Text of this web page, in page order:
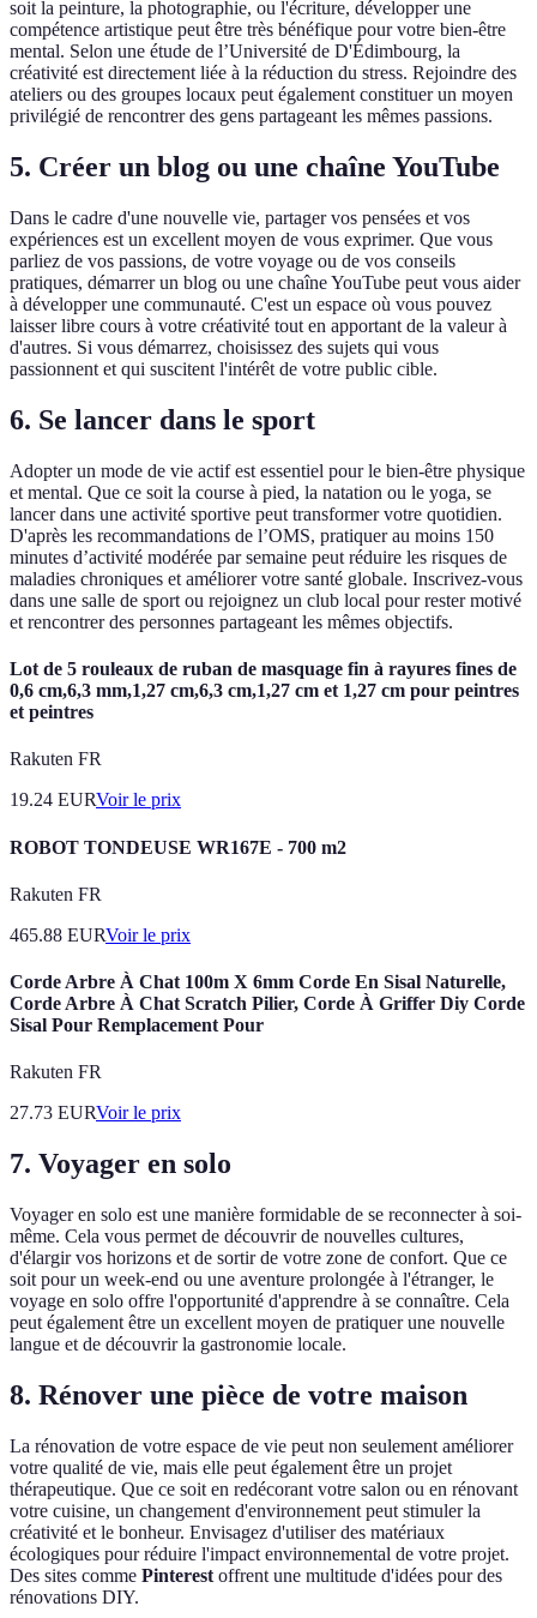
soit la peinture, la photographie, ou l'écriture, développer une
compétence artistique peut être très bénéfique pour votre bien-être
mental. Selon une étude de l’Université de D'Édimbourg, la
créativité est directement liée à la réduction du stress. Rejoindre des
ateliers ou des groupes locaux peut également constituer un moyen
privilégié de rencontrer des gens partageant les mêmes passions.
5. Créer un blog ou une chaîne YouTube
Dans le cadre d'une nouvelle vie, partager vos pensées et vos
expériences est un excellent moyen de vous exprimer. Que vous
parliez de vos passions, de votre voyage ou de vos conseils
pratiques, démarrer un blog ou une chaîne YouTube peut vous aider
à développer une communauté. C'est un espace où vous pouvez
laisser libre cours à votre créativité tout en apportant de la valeur à
d'autres. Si vous démarrez, choisissez des sujets qui vous
passionnent et qui suscitent l'intérêt de votre public cible.
6. Se lancer dans le sport
Adopter un mode de vie actif est essentiel pour le bien-être physique
et mental. Que ce soit la course à pied, la natation ou le yoga, se
lancer dans une activité sportive peut transformer votre quotidien.
D'après les recommandations de l’OMS, pratiquer au moins 150
minutes d’activité modérée par semaine peut réduire les risques de
maladies chroniques et améliorer votre santé globale. Inscrivez-vous
dans une salle de sport ou rejoignez un club local pour rester motivé
et rencontrer des personnes partageant les mêmes objectifs.
Lot de 5 rouleaux de ruban de masquage fin à rayures fines de
0,6 cm,6,3 mm,1,27 cm,6,3 cm,1,27 cm et 1,27 cm pour peintres
et peintres
Rakuten FR
19.24 EURVoir le prix
ROBOT TONDEUSE WR167E - 700 m2
Rakuten FR
465.88 EURVoir le prix
Corde Arbre À Chat 100m X 6mm Corde En Sisal Naturelle,
Corde Arbre À Chat Scratch Pilier, Corde À Griffer Diy Corde
Sisal Pour Remplacement Pour
Rakuten FR
27.73 EURVoir le prix
7. Voyager en solo
Voyager en solo est une manière formidable de se reconnecter à soi-
même. Cela vous permet de découvrir de nouvelles cultures,
d'élargir vos horizons et de sortir de votre zone de confort. Que ce
soit pour un week-end ou une aventure prolongée à l'étranger, le
voyage en solo offre l'opportunité d'apprendre à se connaître. Cela
peut également être un excellent moyen de pratiquer une nouvelle
langue et de découvrir la gastronomie locale.
8. Rénover une pièce de votre maison
La rénovation de votre espace de vie peut non seulement améliorer
votre qualité de vie, mais elle peut également être un projet
thérapeutique. Que ce soit en redécorant votre salon ou en rénovant
votre cuisine, un changement d'environnement peut stimuler la
créativité et le bonheur. Envisagez d'utiliser des matériaux
écologiques pour réduire l'impact environnemental de votre projet.
Des sites comme Pinterest offrent une multitude d'idées pour des
rénovations DIY.